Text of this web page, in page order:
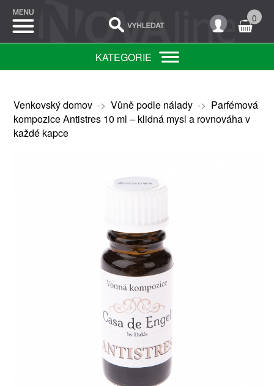
0
KATEGORIE
Venkovský domov-> Vůně podle nálady-> Parfémová
kompozice Antistres 10 ml – klidná mysl a rovnováha v
každé kapce